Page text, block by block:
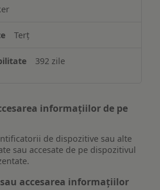
Terț
392 zile
informațiilor de pe
de dispozitive sau alte
sau accesate de pe dispozitivul
accesarea informațiilor